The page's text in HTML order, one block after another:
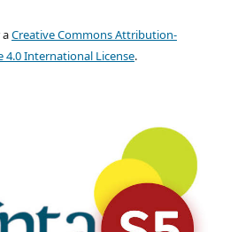
Creative Commons Attribution-
4.0 International License.